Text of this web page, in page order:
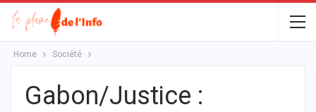
Home Société
Gabon/Justice :